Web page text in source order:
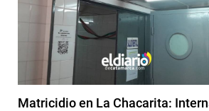
Matricidio en La Chacarita: